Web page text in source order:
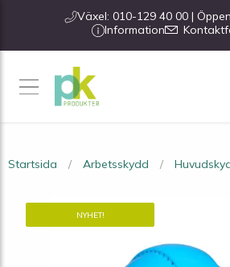
Växel: 010-129 40 00 |
Information
Startsida Arbetsskydd
NYHET!